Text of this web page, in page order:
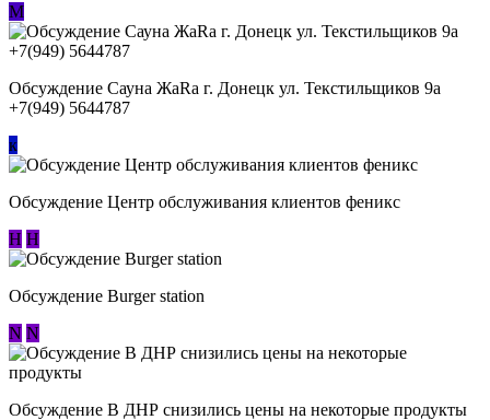
М
Обсуждение Сауна ЖаRa г. Донецк ул. Текстильщиков 9а
+7(949) 5644787
к
Обсуждение Центр обслуживания клиентов феникс
Н Н
Обсуждение Burger station
N N
Обсуждение В ДНР снизились цены на некоторые продукты